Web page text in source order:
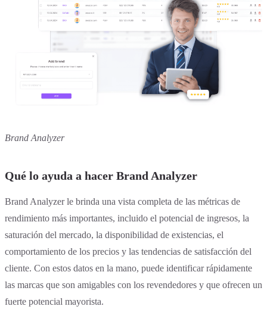
Brand Analyzer
Qué lo ayuda a hacer Brand Analyzer
Brand Analyzer le brinda una vista completa de las métricas de
rendimiento más importantes, incluido el potencial de ingresos, la
saturación del mercado, la disponibilidad de existencias, el
comportamiento de los precios y las tendencias de satisfacción del
cliente. Con estos datos en la mano, puede identificar rápidamente
las marcas que son amigables con los revendedores y que ofrecen un
fuerte potencial mayorista.